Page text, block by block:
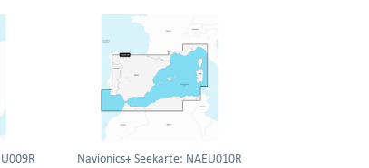
Navionics+ Seekarte: NAEU010R